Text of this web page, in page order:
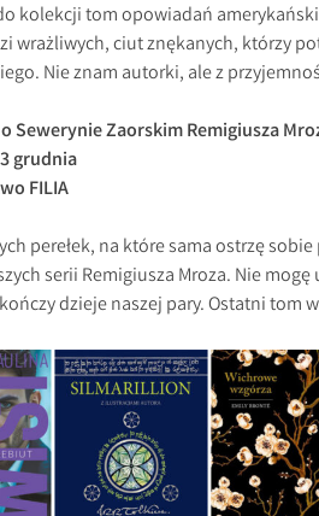
kolekcji tom opowiadań
wrażliwych, ciut znękanych, którzy
Nie znam autorki, ale z
Sewerynie Zaorskim Remigiusza
grudnia
FILIA
perełek, na które sama ostrzę
serii Remigiusza Mroza. Nie
dzieje naszej pary. Ostatni tom